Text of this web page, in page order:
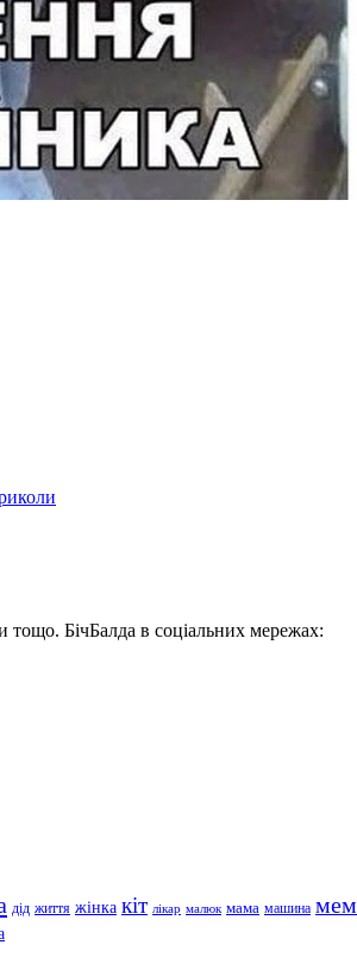
БічБалда в соціальних мережах:
дід життя жінка кіт лікар малюк мама машина мем